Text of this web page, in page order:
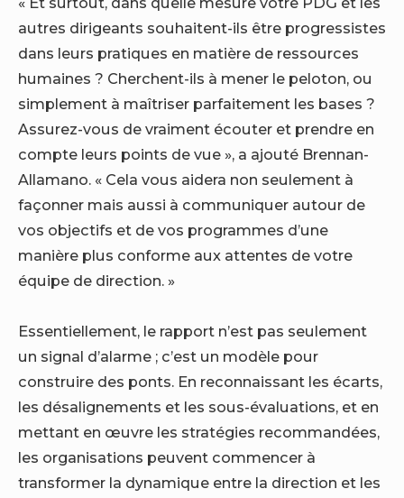
autres dirigeants souhaitent-ils être progressistes
dans leurs pratiques en matière de ressources
humaines ? Cherchent-ils à mener le peloton, ou
simplement à maîtriser parfaitement les bases ?
Assurez-vous de vraiment écouter et prendre en
compte leurs points de vue », a ajouté Brennan-
Allamano. « Cela vous aidera non seulement à
façonner mais aussi à communiquer autour de
vos objectifs et de vos programmes d’une
manière plus conforme aux attentes de votre
équipe de direction. »
Essentiellement, le rapport n’est pas seulement
un signal d’alarme ; c’est un modèle pour
construire des ponts. En reconnaissant les écarts,
les désalignements et les sous-évaluations, et en
mettant en œuvre les stratégies recommandées,
les organisations peuvent commencer à
transformer la dynamique entre la direction et les